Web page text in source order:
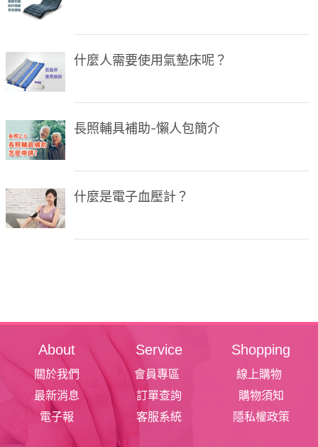
什麼人需要使用氣墊床呢？
長照輔具補助-懶人包簡介
什麼是電子血壓計？
About
關於我們
最新消息
電子報
Service
會員專區
訂單查詢
客服系統
Shopping
線上購物
購物須知
隱私權政策